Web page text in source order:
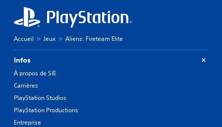
Accueil Jeux Aliens: Fireteam Elite
Infos
À propos de SIE
Carrières
PlayStation Studios
PlayStation Productions
Entreprise